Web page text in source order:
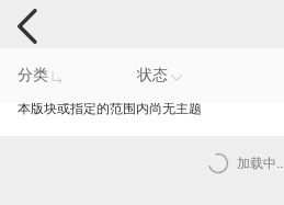
手机反馈
分类 状态
本版块或指定的范围内尚无主题
加载中..